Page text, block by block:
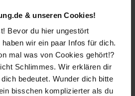
& unseren Cookies!
Bevor du hier ungestört
wir ein paar Infos für dich.
mal was von Cookies gehört!?
Schlimmes. Wir erklären dir
bedeutet. Wunder dich bitte
bisschen komplizierter als du